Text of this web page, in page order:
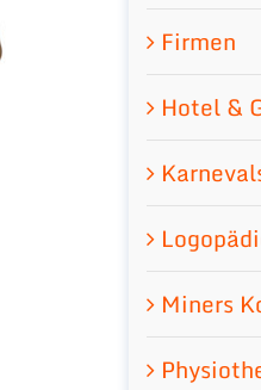
Firmen
Hotel &
Miners